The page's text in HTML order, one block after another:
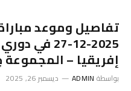
تفاصيل وموعد
2025-12-27
إفريقيا – المجموعة
بواسطة ADMIN ديسمبر 26, 2025